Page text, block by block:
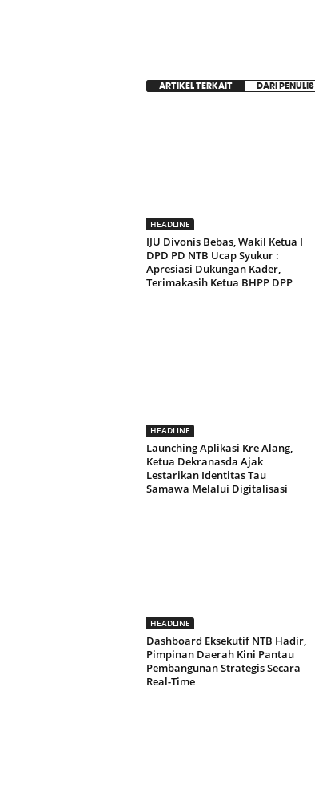
ARTIKEL TERKAIT DARI PENULIS
HEADLINE
IJU Divonis Bebas, Wakil Ketua I
DPD PD NTB Ucap Syukur :
Apresiasi Dukungan Kader,
Terimakasih Ketua BHPP DPP
HEADLINE
Launching Aplikasi Kre Alang,
Ketua Dekranasda Ajak
Lestarikan Identitas Tau
Samawa Melalui Digitalisasi
HEADLINE
Dashboard Eksekutif NTB Hadir,
Pimpinan Daerah Kini Pantau
Pembangunan Strategis Secara
Real-Time